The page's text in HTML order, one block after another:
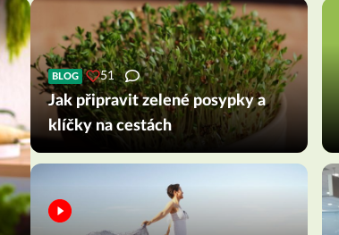
BLOG 51
Jak připravit zelené posypky a
klíčky na cestách